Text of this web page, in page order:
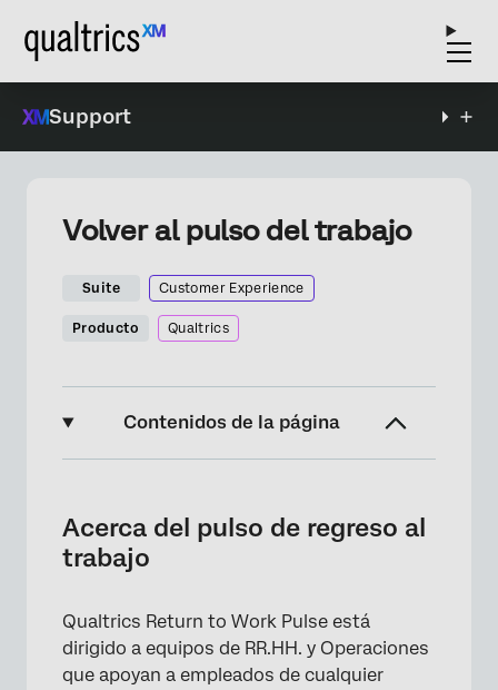
Support
Volver al pulso del trabajo
Suite Customer Experience
Producto Qualtrics
Contenidos de la página
Metodología
Creando un pulso para el regreso al trabajo
regreso al trabajo
Distribuyendo el pulso de regreso al trabajo
Acerca del pulso de regreso al
trabajo
Qualtrics Return to Work Pulse está
dirigido a equipos de RR.HH. y Operaciones
que apoyan a empleados de cualquier